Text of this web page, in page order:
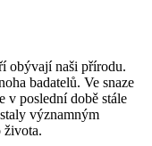
obývají naši přírodu.
badatelů. Ve snaze
v poslední době stále
významným
života.